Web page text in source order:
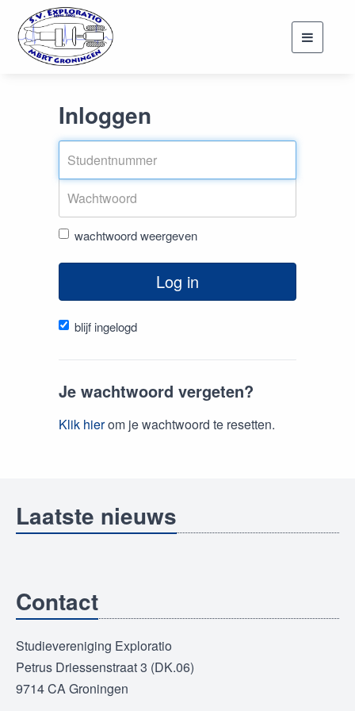
Toggle
Inloggen
wachtwoord weergeven
Log in
blijf ingelogd
Je wachtwoord vergeten?
Klik hierom je wachtwoord te resetten.
Laatste nieuws
Contact
Studievereniging Exploratio
Petrus Driessenstraat 3 (DK.06)
9714 CA Groningen